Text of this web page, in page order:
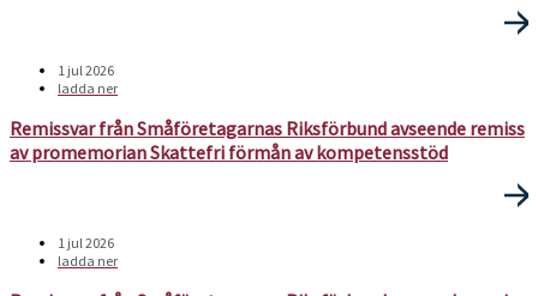
1 jul 2026
ladda ner
Remissvar från Småföretagarnas Riksförbund avseende remiss
av promemorian Skattefri förmån av kompetensstöd
1 jul 2026
ladda ner